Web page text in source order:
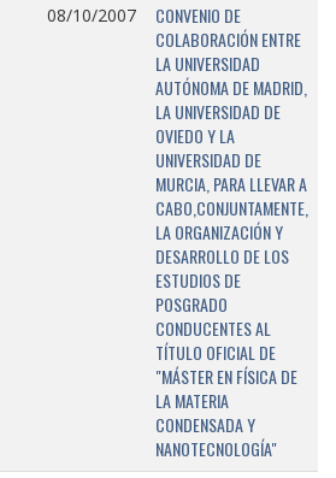
08/10/2007
CONVENIO DE
COLABORACIÓN ENTRE
LA UNIVERSIDAD
AUTÓNOMA DE MADRID,
LA UNIVERSIDAD DE
OVIEDO Y LA
UNIVERSIDAD DE
MURCIA, PARA LLEVAR A
CABO,CONJUNTAMENTE,
LA ORGANIZACIÓN Y
DESARROLLO DE LOS
ESTUDIOS DE
POSGRADO
CONDUCENTES AL
TÍTULO OFICIAL DE
"MÁSTER EN FÍSICA DE
LA MATERIA
CONDENSADA Y
NANOTECNOLOGÍA"